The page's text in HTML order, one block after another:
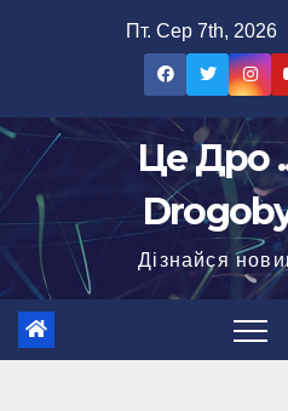
Пт. Сер 7th, 2026
Це Дро
Дізнайся